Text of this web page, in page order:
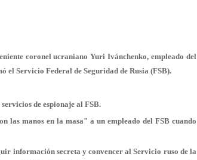
coronel ucraniano Yuri Ivánchenko, empleado del
el Servicio Federal de Seguridad de Rusia (FSB).
de espionaje al FSB.
las manos en la masa" a un empleado del FSB cuando
información secreta y convencer al Servicio ruso de la